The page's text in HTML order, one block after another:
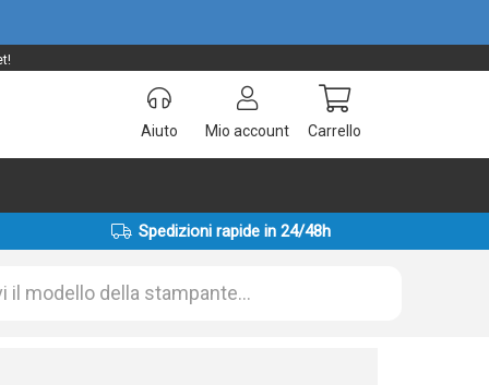
Aiuto Mio account Carrello
Spedizioni rapide in 24/48h